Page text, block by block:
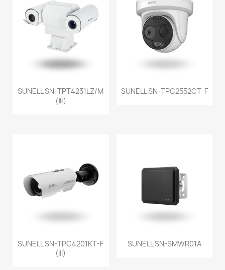
SUNELL SN-TPT4231LZ/M
(Ⅲ)
SUNELL SN-TPC2552CT-F
SUNELL SN-TPC4201KT-F
(III)
SUNELL SN-SMWR01A